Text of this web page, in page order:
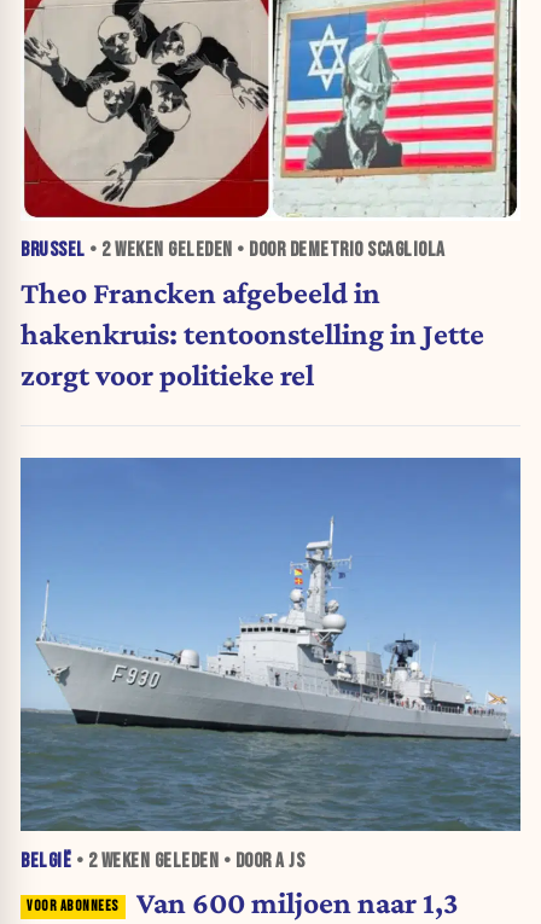
BRUSSEL • 2 WEKEN GELEDEN • DOOR DEMETRIO SCAGLIOLA
Theo Francken afgebeeld in
hakenkruis: tentoonstelling in Jette
zorgt voor politieke rel
BELGIË • 2 WEKEN GELEDEN • DOOR A JS
Van 600 miljoen naar 1,3